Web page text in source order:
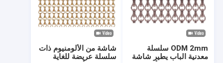
شاشة من الألومنيوم ذات
سلسلة عريضة للغاية
ODM 2mm سلسلة
معدنية الباب يطير شاشة